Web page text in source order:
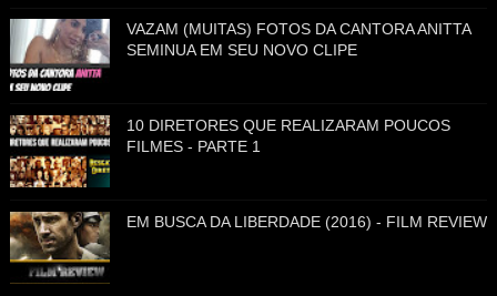
VAZAM (MUITAS) FOTOS DA CANTORA ANITTA
SEMINUA EM SEU NOVO CLIPE
10 DIRETORES QUE REALIZARAM POUCOS
FILMES - PARTE 1
EM BUSCA DA LIBERDADE (2016) - FILM REVIEW